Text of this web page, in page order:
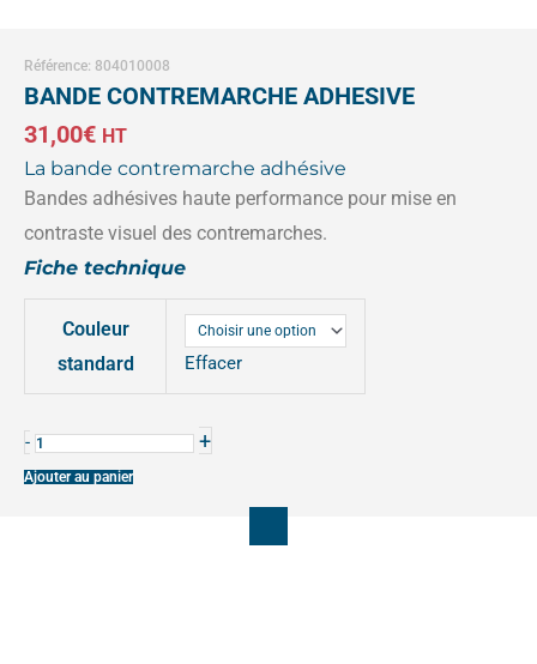
Référence: 804010008
BANDE CONTREMARCHE ADHESIVE
31,00€ HT
La bande contremarche adhésive
Bandes adhésives haute performance pour mise en
contraste visuel des contremarches.
Fiche technique
Couleur
standard
Effacer
-
BANDE
+
Ajouter au panier